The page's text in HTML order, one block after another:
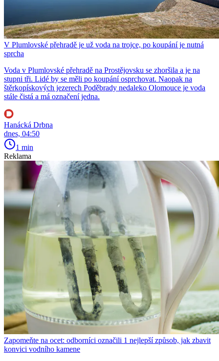
V Plumlovské přehradě je už voda na trojce, po koupání je nutná
sprcha
Voda v Plumlovské přehradě na Prostějovsku se zhoršila a je na
stupni tři. Lidé by se měli po koupání osprchovat. Naopak na
štěrkopískových jezerech Poděbrady nedaleko Olomouce je voda
stále čistá a má označení jedna.
Hanácká Drbna
dnes, 04:50
1 min
Reklama
Zapomeňte na ocet: odborníci označili 1 nejlepší způsob, jak zbavit
konvici vodního kamene